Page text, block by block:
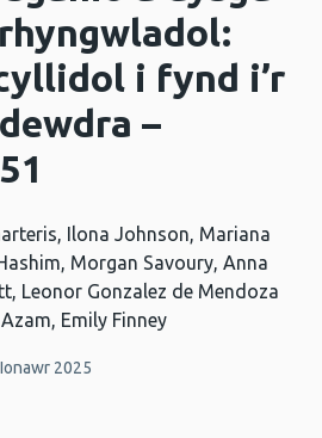
i fynd i’r
–
Ilona Johnson, Mariana
Morgan Savoury, Anna
Leonor Gonzalez de Mendoza
Emily Finney
2025